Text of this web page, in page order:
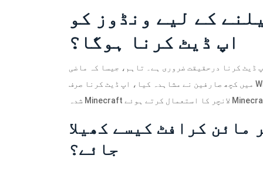
کے لیے ونڈوز کو
اپ ڈیٹ کرنا ہوگا؟
ڈیٹ کرنا درحقیقت ضروری ہے۔ تاہم، جیسا کہ ماضی
میں کچھ صارفین نے مشاہدہ کیا، اپ ڈیٹ کرنا صرف Windows 10/11 کے لیے ضروری ہے اگر آپ ان ورژنز کے لیے وقف
مائن کرافٹ کیسے کھیلا
جائے؟